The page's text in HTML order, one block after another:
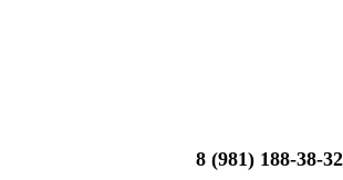
8 (981) 188-38-32